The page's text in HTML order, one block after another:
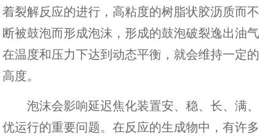
着裂解反应的进行，高粘度的树脂状胶沥质而不
断被鼓泡而形成泡沫，形成的鼓泡破裂逸出油气
在温度和压力下达到动态平衡，就会维持一定的
高度。
泡沫会影响延迟焦化装置安、稳、长、满、
优运行的重要问题。在反应的生成物中，有许多